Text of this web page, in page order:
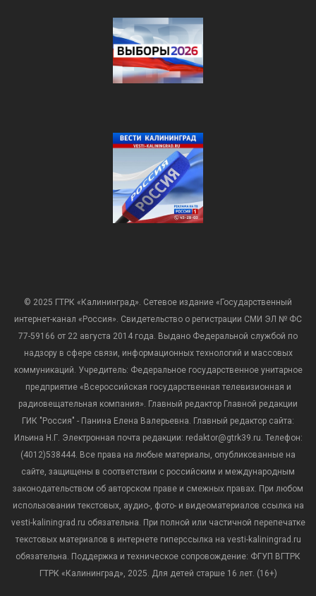
© 2025 ГТРК «Калининград». Сетевое издание «Государственный
интернет-канал «Россия». Свидетельство о регистрации СМИ ЭЛ № ФС
77-59166 от 22 августа 2014 года. Выдано Федеральной службой по
надзору в сфере связи, информационных технологий и массовых
коммуникаций. Учредитель: Федеральное государственное унитарное
предприятие «Всероссийская государственная телевизионная и
радиовещательная компания». Главный редактор Главной редакции
ГИК "Россия" - Панина Елена Валерьевна. Главный редактор сайта:
Ильина Н.Г. Электронная почта редакции: redaktor@gtrk39.ru. Телефон:
(4012)538444. Все права на любые материалы, опубликованные на
сайте, защищены в соответствии с российским и международным
законодательством об авторском праве и смежных правах. При любом
использовании текстовых, аудио-, фото- и видеоматериалов ссылка на
vesti-kaliningrad.ru обязательна. При полной или частичной перепечатке
текстовых материалов в интернете гиперссылка на vesti-kaliningrad.ru
обязательна. Поддержка и техническое сопровождение: ФГУП ВГТРК
ГТРК «Калининград», 2025. Для детей старше 16 лет. (16+)